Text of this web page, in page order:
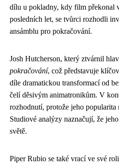
dílu u pokladny, kdy film překonal
posledních let, se tvůrci rozhodli
ansámblu pro pokračování.
Josh Hutcherson, který ztvárnil
pokračování, což představuje
díle dramatickou transformací od
čelí děsivým animatronikům. V
rozhodnutí, protože jeho
Studiové analýzy naznačují, že
světě.
Piper Rubio se také vrací ve své